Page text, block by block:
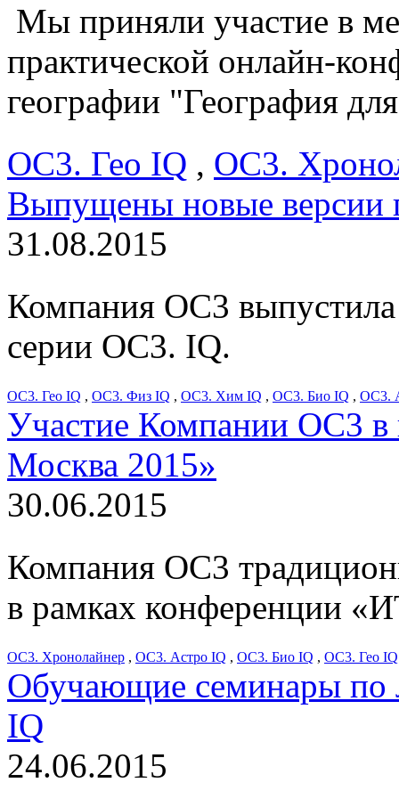
Мы приняли участие в
практической онлайн-
географии "География
ОС3. Гео IQ , ОС3.
Выпущены новые версии
31.08.2015
Компания ОС3
серии ОС3. IQ.
ОС3. Гео IQ , ОС3. Физ IQ , ОС3. Хим IQ , ОС3. Био IQ , ОС3.
Участие Компании ОС3
Москва 2015»
30.06.2015
Компания ОС3
в рамках конференции
ОС3. Хронолайнер , ОС3. Астро IQ , ОС3. Био IQ , ОС3. Гео IQ
Обучающие семинары по
IQ
24.06.2015